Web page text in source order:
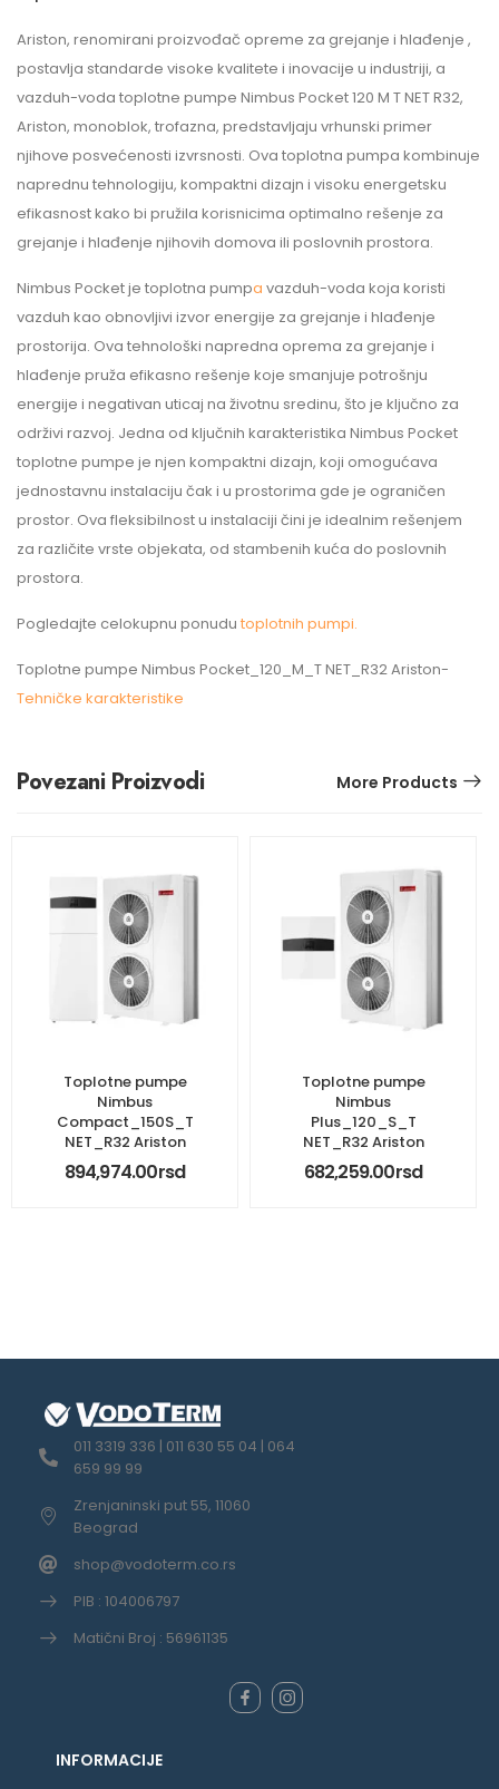
Ariston, renomirani proizvođač opreme za grejanje i hlađenje ,
postavlja standarde visoke kvalitete i inovacije u industriji, a
vazduh-voda toplotne pumpe Nimbus Pocket 120 M T NET R32,
Ariston, monoblok, trofazna, predstavljaju vrhunski primer
njihove posvećenosti izvrsnosti. Ova toplotna pumpa kombinuje
naprednu tehnologiju, kompaktni dizajn i visoku energetsku
efikasnost kako bi pružila korisnicima optimalno rešenje za
grejanje i hlađenje njihovih domova ili poslovnih prostora.
Nimbus Pocket je toplotna pumpa vazduh-voda koja koristi
vazduh kao obnovljivi izvor energije za grejanje i hlađenje
prostorija. Ova tehnološki napredna oprema za grejanje i
hlađenje pruža efikasno rešenje koje smanjuje potrošnju
energije i negativan uticaj na životnu sredinu, što je ključno za
održivi razvoj. Jedna od ključnih karakteristika Nimbus Pocket
toplotne pumpe je njen kompaktni dizajn, koji omogućava
jednostavnu instalaciju čak i u prostorima gde je ograničen
prostor. Ova fleksibilnost u instalaciji čini je idealnim rešenjem
za različite vrste objekata, od stambenih kuća do poslovnih
prostora.
Pogledajte celokupnu ponudu toplotnih pumpi.
Toplotne pumpe Nimbus Pocket_120_M_T NET_R32 Ariston-
Tehničke karakteristike
Povezani Proizvodi More Products
Toplotne pumpe
Nimbus
Compact_150S_T
NET_R32 Ariston
894,974.00rsd
Toplotne pumpe
Nimbus
Plus_120_S_T
NET_R32 Ariston
682,259.00rsd
011 3319 336 | 011 630 55 04 | 064
659 99 99
Zrenjaninski put 55, 11060
Beograd
shop@vodoterm.co.rs
PIB : 104006797
Matični Broj : 56961135
INFORMACIJE